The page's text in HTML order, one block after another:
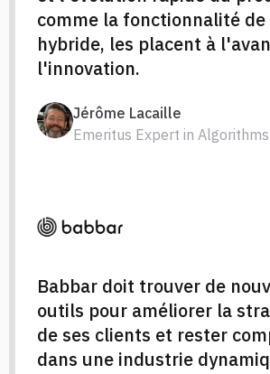
comme la fonctionnalité
hybride, les placent à
l'innovation.
Jérôme Lacaille
Emeritus Expert in Algorithms
Babbar doit trouver de
outils pour améliorer la
de ses clients et rester
dans une industrie